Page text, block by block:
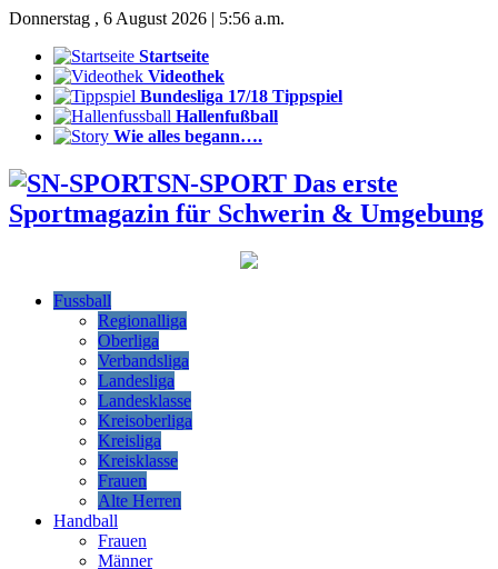
Donnerstag , 6 August 2026 | 5:56 a.m.
Startseite
Videothek
Bundesliga 17/18 Tippspiel
Hallenfußball
Wie alles begann….
SN-SPORT Das erste
Sportmagazin für Schwerin & Umgebung
Fussball
Regionalliga
Oberliga
Verbandsliga
Landesliga
Landesklasse
Kreisoberliga
Kreisliga
Kreisklasse
Frauen
Alte Herren
Handball
Frauen
Männer